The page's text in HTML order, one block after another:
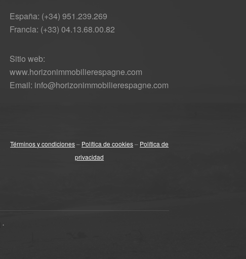
España: (+34) 951.239.269
Francia: (+33) 04.13.68.00.82
Sitio web:
www.horizonimmobilierespagne.com
Email: info@horizonimmobilierespagne.com
Términos y condiciones– Política de cookies– Política de
privacidad
⋅